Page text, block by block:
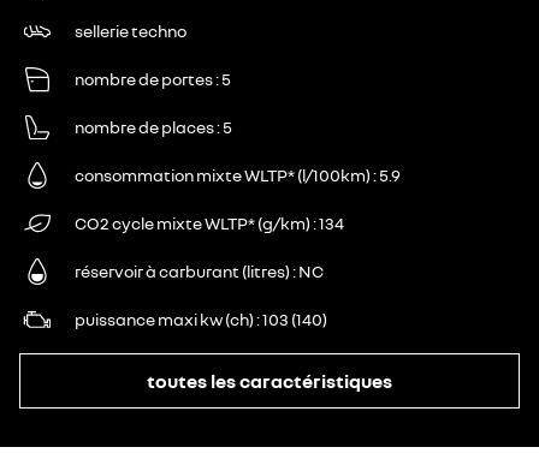
sellerie techno
nombre de portes 5
nombre de places 5
consommation mixte WLTP* (l/100km) 5.9
CO2 cycle mixte WLTP* (g/km) 134
réservoir à carburant (litres) NC
puissance maxi kw (ch) 103 (140)
toutes les caractéristiques